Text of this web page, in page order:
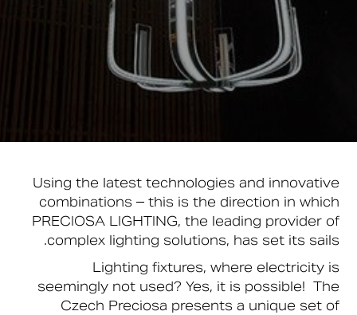
Using the latest technologies and innovative
combinations – this is the direction in which
PRECIOSA LIGHTING, the leading provider of
complex lighting solutions, has set its sails.
Lighting fixtures, where electricity is
seemingly not used? Yes, it is possible! The
Czech Preciosa presents a unique set of